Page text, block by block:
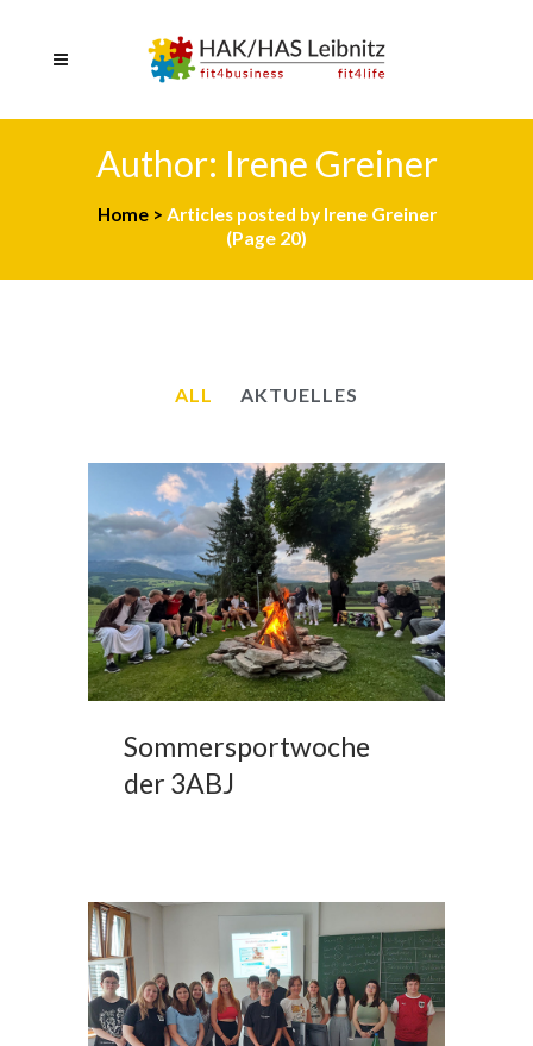
Author: Irene Greiner
Home> Articles posted by Irene Greiner
(Page 20)
ALL AKTUELLES
Sommersportwoche
der 3ABJ